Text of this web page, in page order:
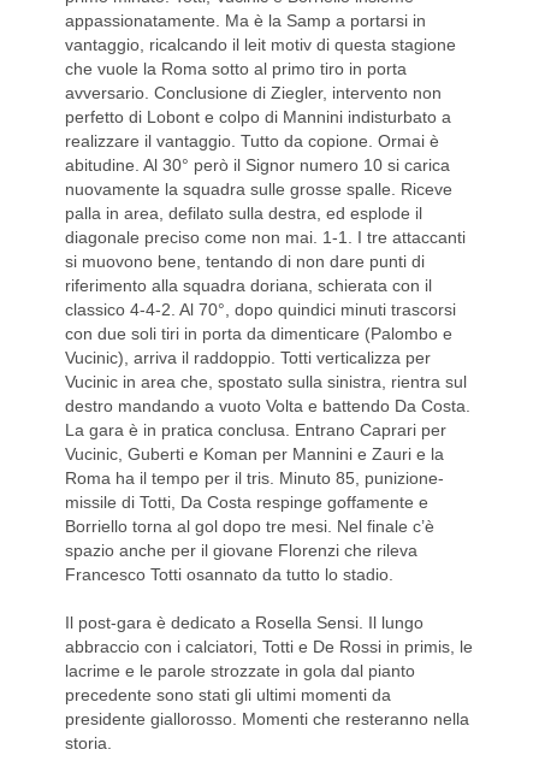
appassionatamente. Ma è la Samp a portarsi in
vantaggio, ricalcando il leit motiv di questa stagione
che vuole la Roma sotto al primo tiro in porta
avversario. Conclusione di Ziegler, intervento non
perfetto di Lobont e colpo di Mannini indisturbato a
realizzare il vantaggio. Tutto da copione. Ormai è
abitudine. Al 30° però il Signor numero 10 si carica
nuovamente la squadra sulle grosse spalle. Riceve
palla in area, defilato sulla destra, ed esplode il
diagonale preciso come non mai. 1-1. I tre attaccanti
si muovono bene, tentando di non dare punti di
riferimento alla squadra doriana, schierata con il
classico 4-4-2. Al 70°, dopo quindici minuti trascorsi
con due soli tiri in porta da dimenticare (Palombo e
Vucinic), arriva il raddoppio. Totti verticalizza per
Vucinic in area che, spostato sulla sinistra, rientra sul
destro mandando a vuoto Volta e battendo Da Costa.
La gara è in pratica conclusa. Entrano Caprari per
Vucinic, Guberti e Koman per Mannini e Zauri e la
Roma ha il tempo per il tris. Minuto 85, punizione-
missile di Totti, Da Costa respinge goffamente e
Borriello torna al gol dopo tre mesi. Nel finale c’è
spazio anche per il giovane Florenzi che rileva
Francesco Totti osannato da tutto lo stadio.
Il post-gara è dedicato a Rosella Sensi. Il lungo
abbraccio con i calciatori, Totti e De Rossi in primis, le
lacrime e le parole strozzate in gola dal pianto
precedente sono stati gli ultimi momenti da
presidente giallorosso. Momenti che resteranno nella
storia.